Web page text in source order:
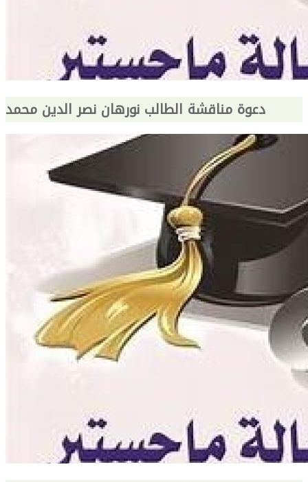
دعوة مناقشة الطالب نورهان نصر الدين محمد